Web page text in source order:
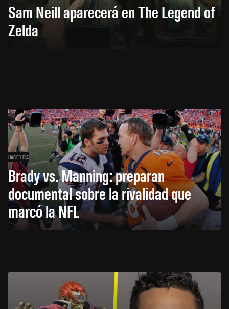
Sam Neill aparecerá en The Legend of
Zelda
HACE 1 DÍA
Brady vs. Manning: preparan
documental sobre la rivalidad que
marcó la NFL